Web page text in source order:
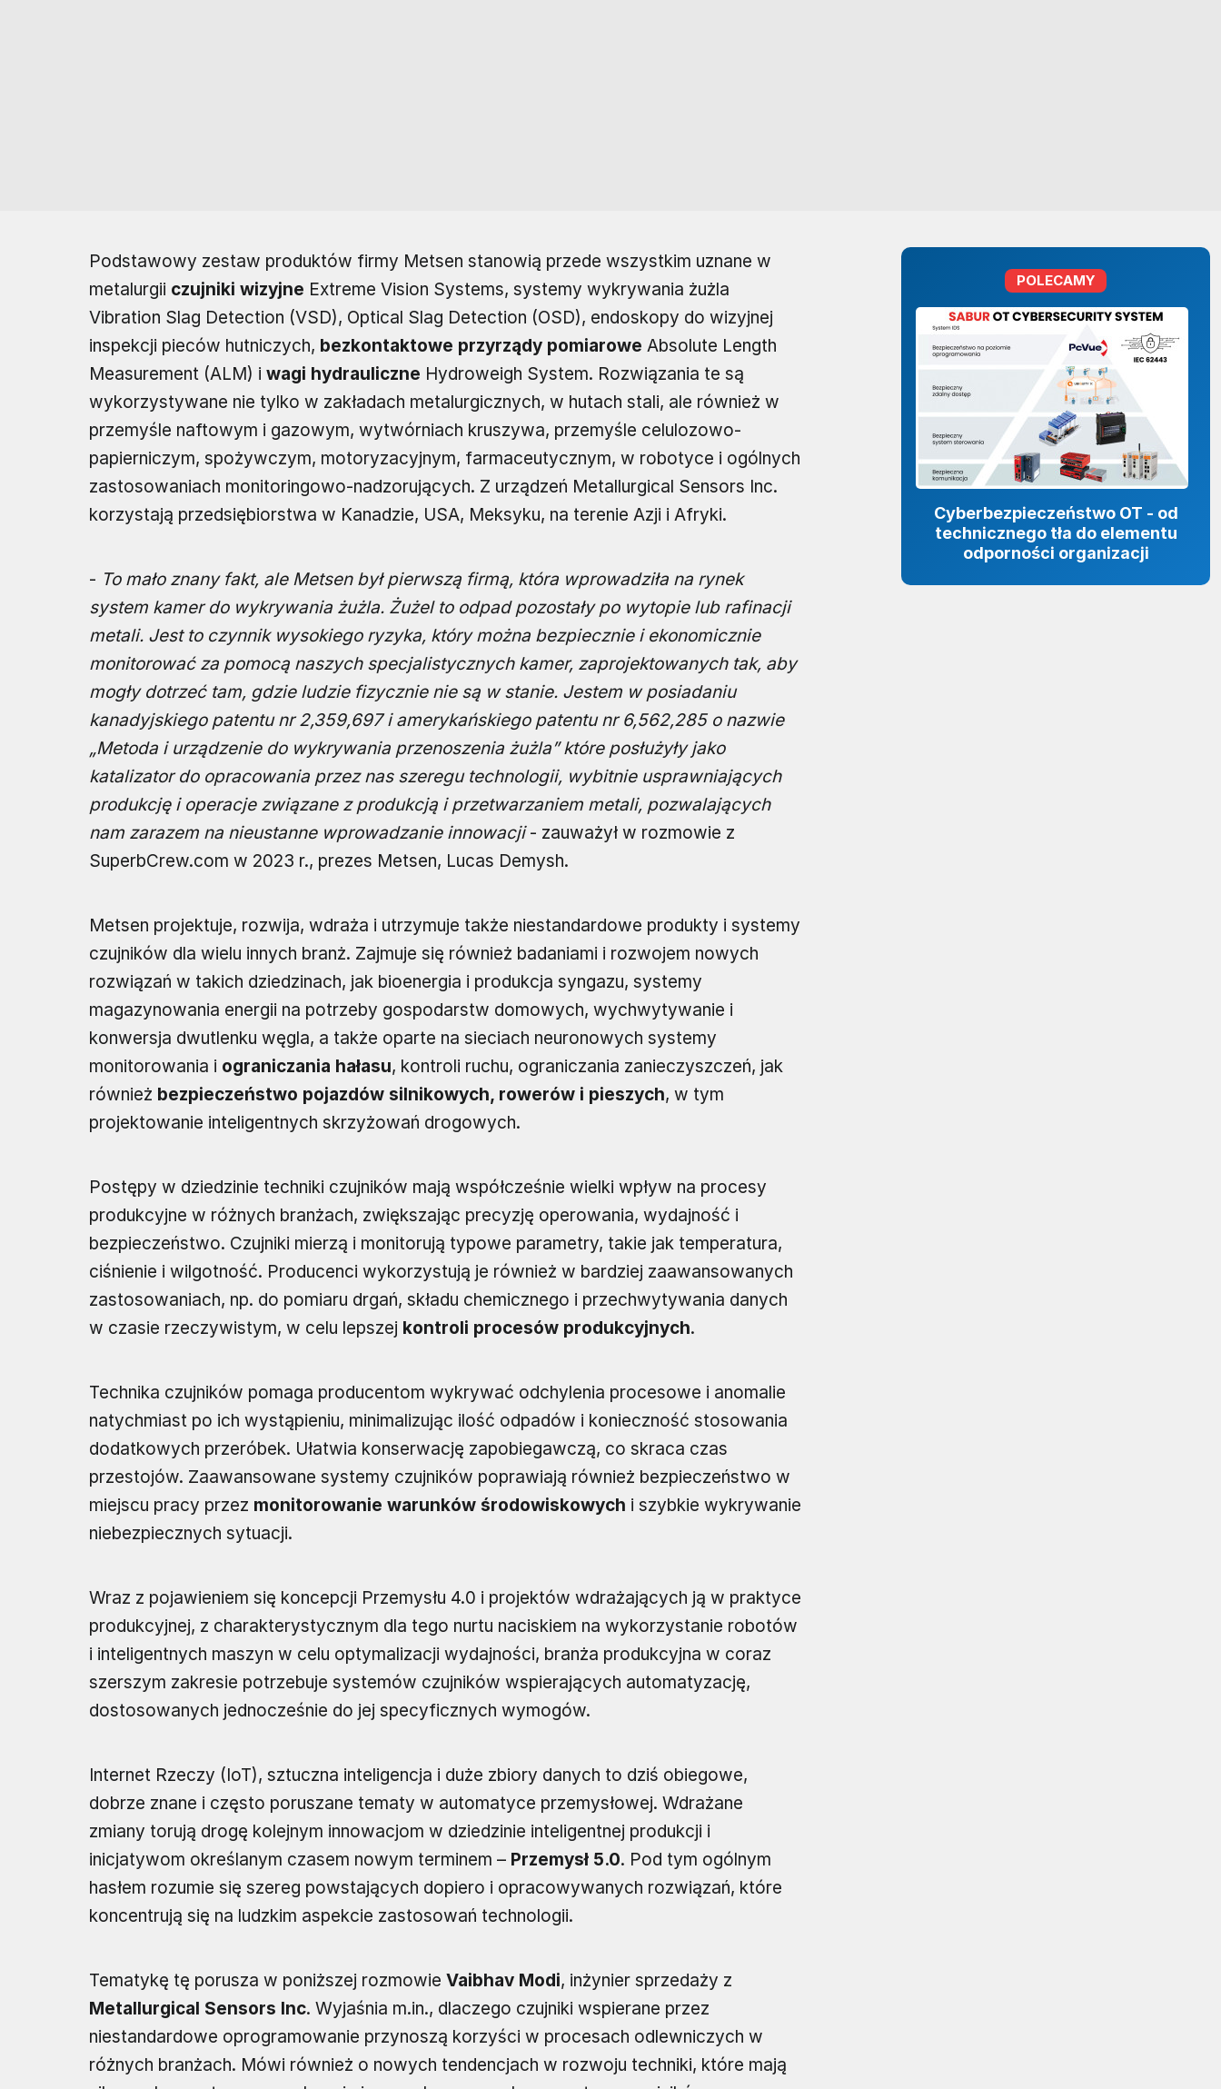
Podstawowy zestaw produktów firmy Metsen stanowią przede wszystkim uznane w
metalurgii czujniki wizyjne Extreme Vision Systems, systemy wykrywania żużla
Vibration Slag Detection (VSD), Optical Slag Detection (OSD), endoskopy do wizyjnej
inspekcji pieców hutniczych, bezkontaktowe przyrządy pomiarowe Absolute Length
Measurement (ALM) i wagi hydrauliczne Hydroweigh System. Rozwiązania te są
wykorzystywane nie tylko w zakładach metalurgicznych, w hutach stali, ale również w
przemyśle naftowym i gazowym, wytwórniach kruszywa, przemyśle celulozowo-
papierniczym, spożywczym, motoryzacyjnym, farmaceutycznym, w robotyce i ogólnych
zastosowaniach monitoringowo-nadzorujących. Z urządzeń Metallurgical Sensors Inc.
korzystają przedsiębiorstwa w Kanadzie, USA, Meksyku, na terenie Azji i Afryki.
- To mało znany fakt, ale Metsen był pierwszą firmą, która wprowadziła na rynek
system kamer do wykrywania żużla. Żużel to odpad pozostały po wytopie lub rafinacji
metali. Jest to czynnik wysokiego ryzyka, który można bezpiecznie i ekonomicznie
monitorować za pomocą naszych specjalistycznych kamer, zaprojektowanych tak, aby
mogły dotrzeć tam, gdzie ludzie fizycznie nie są w stanie. Jestem w posiadaniu
kanadyjskiego patentu nr 2,359,697 i amerykańskiego patentu nr 6,562,285 o nazwie
„Metoda i urządzenie do wykrywania przenoszenia żużla” które posłużyły jako
katalizator do opracowania przez nas szeregu technologii, wybitnie usprawniających
produkcję i operacje związane z produkcją i przetwarzaniem metali, pozwalających
nam zarazem na nieustanne wprowadzanie innowacji- zauważył w rozmowie z
SuperbCrew.com w 2023 r., prezes Metsen, Lucas Demysh.
Metsen projektuje, rozwija, wdraża i utrzymuje także niestandardowe produkty i systemy
czujników dla wielu innych branż. Zajmuje się również badaniami i rozwojem nowych
rozwiązań w takich dziedzinach, jak bioenergia i produkcja syngazu, systemy
magazynowania energii na potrzeby gospodarstw domowych, wychwytywanie i
konwersja dwutlenku węgla, a także oparte na sieciach neuronowych systemy
monitorowania i ograniczania hałasu, kontroli ruchu, ograniczania zanieczyszczeń, jak
również bezpieczeństwo pojazdów silnikowych, rowerów i pieszych, w tym
projektowanie inteligentnych skrzyżowań drogowych.
Postępy w dziedzinie techniki czujników mają współcześnie wielki wpływ na procesy
produkcyjne w różnych branżach, zwiększając precyzję operowania, wydajność i
bezpieczeństwo. Czujniki mierzą i monitorują typowe parametry, takie jak temperatura,
ciśnienie i wilgotność. Producenci wykorzystują je również w bardziej zaawansowanych
zastosowaniach, np. do pomiaru drgań, składu chemicznego i przechwytywania danych
w czasie rzeczywistym, w celu lepszej kontroli procesów produkcyjnych.
Technika czujników pomaga producentom wykrywać odchylenia procesowe i anomalie
natychmiast po ich wystąpieniu, minimalizując ilość odpadów i konieczność stosowania
dodatkowych przeróbek. Ułatwia konserwację zapobiegawczą, co skraca czas
przestojów. Zaawansowane systemy czujników poprawiają również bezpieczeństwo w
miejscu pracy przez monitorowanie warunków środowiskowych i szybkie wykrywanie
niebezpiecznych sytuacji.
Wraz z pojawieniem się koncepcji Przemysłu 4.0 i projektów wdrażających ją w praktyce
produkcyjnej, z charakterystycznym dla tego nurtu naciskiem na wykorzystanie robotów
i inteligentnych maszyn w celu optymalizacji wydajności, branża produkcyjna w coraz
szerszym zakresie potrzebuje systemów czujników wspierających automatyzację,
dostosowanych jednocześnie do jej specyficznych wymogów.
Internet Rzeczy (IoT), sztuczna inteligencja i duże zbiory danych to dziś obiegowe,
dobrze znane i często poruszane tematy w automatyce przemysłowej. Wdrażane
zmiany torują drogę kolejnym innowacjom w dziedzinie inteligentnej produkcji i
inicjatywom określanym czasem nowym terminem – Przemysł 5.0. Pod tym ogólnym
hasłem rozumie się szereg powstających dopiero i opracowywanych rozwiązań, które
koncentrują się na ludzkim aspekcie zastosowań technologii.
Tematykę tę porusza w poniższej rozmowie Vaibhav Modi, inżynier sprzedaży z
Metallurgical Sensors Inc. Wyjaśnia m.in., dlaczego czujniki wspierane przez
niestandardowe oprogramowanie przynoszą korzyści w procesach odlewniczych w
różnych branżach. Mówi również o nowych tendencjach w rozwoju techniki, które mają
POLECAMY
Cyberbezpieczeństwo OT - od
technicznego tła do elementu
odporności organizacji